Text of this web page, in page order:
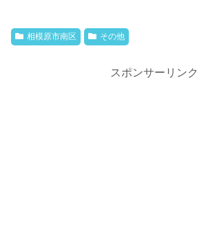
相模原市南区 その他
スポンサーリンク